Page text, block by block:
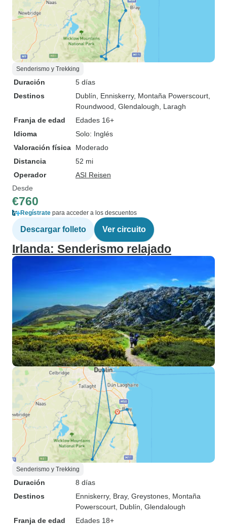
Senderismo y Trekking
Duración
5 días
Destinos
Dublín , Enniskerry, Montaña Powerscourt
Roundwood , Glendalough , Laragh
Franja de edad
Edades 16+
Idioma
Solo: Inglés
Valoración física
Moderado
Distancia
52 mi
Operador
ASI Reisen
Desde
€760
Regístrate para acceder a los descuentos
Descargar folleto Ver circuito
Irlanda: Senderismo relajado
Senderismo y Trekking
Duración
8 días
Destinos
Enniskerry, Bray, Greystones , Montaña
Powerscourt , Dublín , Glendalough
Franja de edad
Edades 18+